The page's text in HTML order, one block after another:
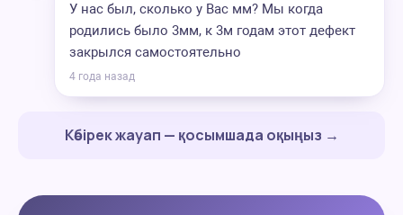
У нас был, сколько у Вас мм? Мы когда
родились было 3мм, к 3м годам этот дефект
закрылся самостоятельно
4 года назад
Көбірек жауап — қосымшада оқыңыз →